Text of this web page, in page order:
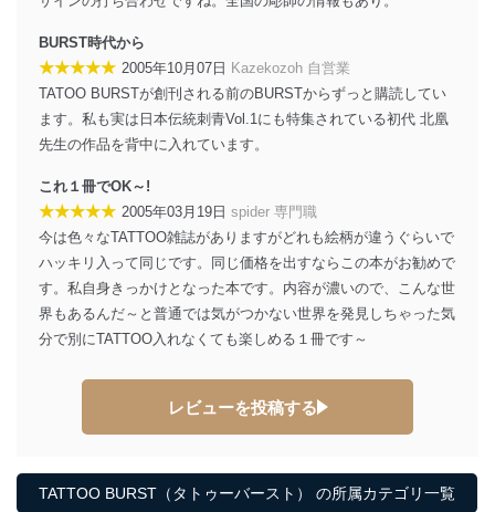
BURST時代から
★★★★★ 2005年10月07日 Kazekozoh 自営業
TATOO BURSTが創刊される前のBURSTからずっと購読してい
ます。私も実は日本伝統刺青Vol.1にも特集されている初代 北凰
先生の作品を背中に入れています。
これ１冊でOK～!
★★★★★ 2005年03月19日 spider 専門職
今は色々なTATTOO雑誌がありますがどれも絵柄が違うぐらいで
ハッキリ入って同じです。同じ価格を出すならこの本がお勧めで
す。私自身きっかけとなった本です。内容が濃いので、こんな世
界もあるんだ～と普通では気がつかない世界を発見しちゃった気
分で別にTATTOO入れなくても楽しめる１冊です～
レビューを投稿する
TATTOO BURST（タトゥーバースト） の所属カテゴリ一覧